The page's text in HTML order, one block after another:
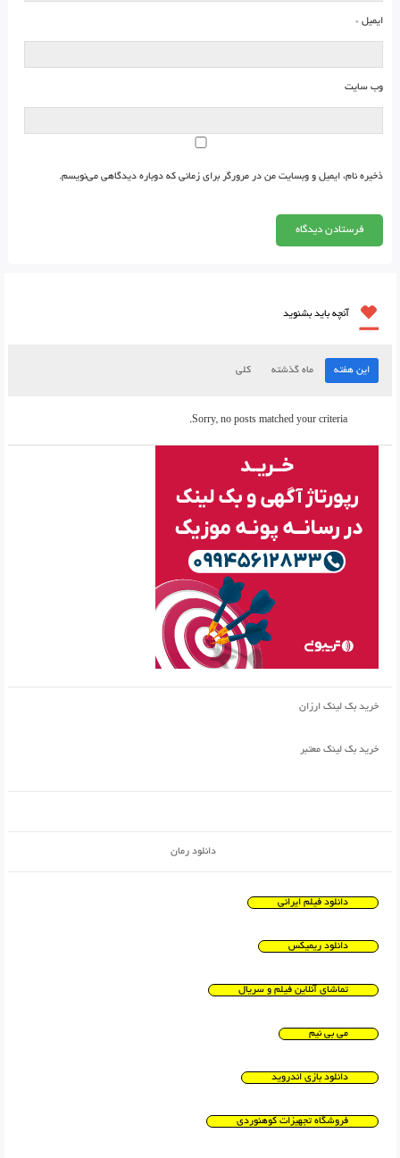
ایمیل *
وب‌ سایت
ذخیره نام، ایمیل و وبسایت من در مرورگر برای زمانی که دوباره دیدگاهی می‌نویسم.
آنچه باید بشنوید
این هفته ماه گذشته کلی
Sorry, no posts matched your criteria.
خرید بک لینک ارزان
خرید بک لینک معتبر
دانلود رمان
دانلود فیلم ایرانی
دانلود ریمیکس
تماشای آنلاین فیلم و سریال
می بی نیم
دانلود بازی اندروید
فروشگاه تجهیزات کوهنوردی